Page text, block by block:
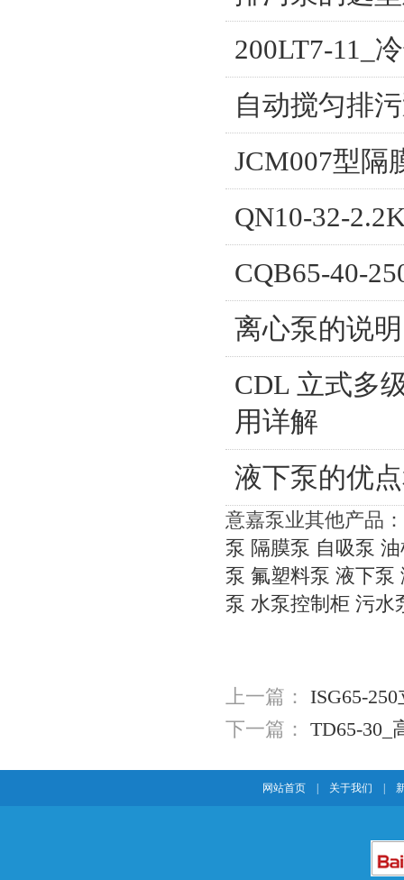
200LT7-11_
自动搅匀排
JCM007型隔
QN10-32-
CQB65-40-
离心泵的说明
CDL 立式多
用详解
液下泵的优
意嘉泵业其他产品：
泵 隔膜泵 自吸泵
泵 氟塑料泵 液下泵
泵 水泵控制柜 污水
上一篇： ISG65-
下一篇： TD65-30_
网站首页 关于我们